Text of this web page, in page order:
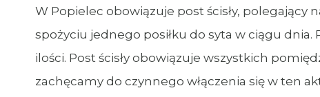
W Popielec obowiązuje post ścisły,
spożyciu jednego posiłku do syta w ciągu dnia.
ilości. Post ścisły obowiązuje wszystkich
zachęcamy do czynnego włączenia się w ten